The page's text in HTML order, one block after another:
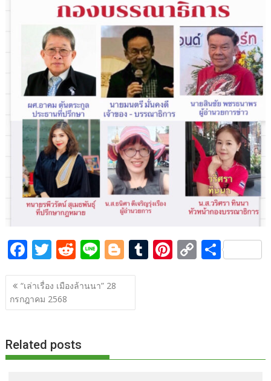
o
k
itt
er
d
t
e g
g
er
m
bl
r
er
e
st
p
y
Li
n
k
ar
e
F
ac
e
b
o
k
T
w
itt
er
R
e
d
di
Li
n
e
Bl
o
g
T Pi C
k
S
แนะแนว
เรื่อง
“เล่าเรื่อง เมืองล้านนา” 28
กรกฎาคม 2568
Related posts